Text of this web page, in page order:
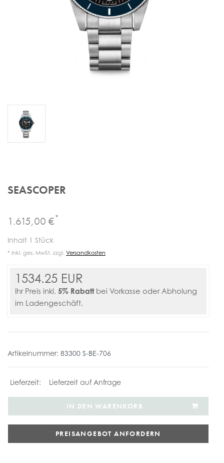
SEASCOPER
1.615,00 €*
Inhalt 1 Stück
* inkl. ges. MwSt. zzgl. Versandkosten
1534.25 EUR
Ihr Preis inkl. 5% Rabattbei Vorkasse oder Abholung
im Ladengeschäft.
Artikelnummer: 83300 S-BE-706
Lieferzeit auf Anfrage
IN DEN WARENKORB
PREISANGEBOT ANFORDERN